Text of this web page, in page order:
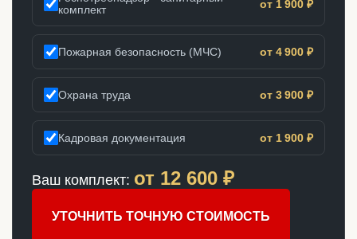
комплект
от 1 900 ₽
Пожарная безопасность (МЧС) от 4 900 ₽
Охрана труда от 3 900 ₽
Кадровая документация от 1 900 ₽
Ваш комплект: от 12 600 ₽
УТОЧНИТЬ ТОЧНУЮ СТОИМОСТЬ